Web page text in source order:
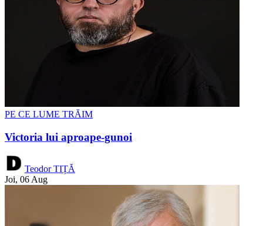
PE CE LUME TRĂIM
Victoria lui aproape-gunoi
Teodor TIȚĂ
Joi, 06 Aug